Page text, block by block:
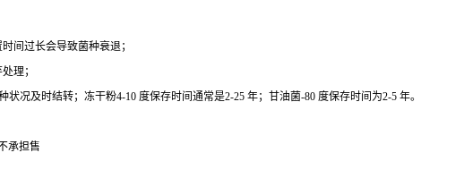
间过长会导致菌种衰退；
理；
况及时结转；冻干粉4-10 度保存时间通常是2-25 年；甘油菌-80 度保存时间为2-5 年。
承担售